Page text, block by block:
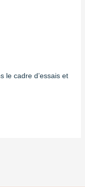
le cadre d’essais et